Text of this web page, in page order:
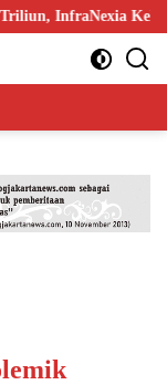
Kelola 112.000